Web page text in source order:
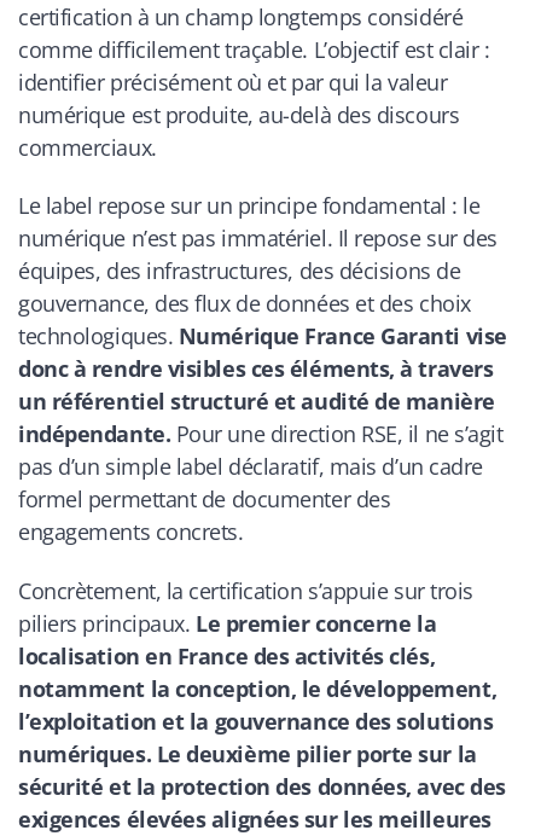
certification à un champ longtemps considéré
comme difficilement traçable. L’objectif est clair :
identifier précisément où et par qui la valeur
numérique est produite, au-delà des discours
commerciaux.
Le label repose sur un principe fondamental : le
numérique n’est pas immatériel. Il repose sur des
équipes, des infrastructures, des décisions de
gouvernance, des flux de données et des choix
technologiques. Numérique France Garanti vise
donc à rendre visibles ces éléments, à travers
un référentiel structuré et audité de manière
indépendante. Pour une direction RSE, il ne s’agit
pas d’un simple label déclaratif, mais d’un cadre
formel permettant de documenter des
engagements concrets.
Concrètement, la certification s’appuie sur trois
piliers principaux. Le premier concerne la
localisation en France des activités clés,
notamment la conception, le développement,
l’exploitation et la gouvernance des solutions
numériques. Le deuxième pilier porte sur la
sécurité et la protection des données, avec des
exigences élevées alignées sur les meilleures